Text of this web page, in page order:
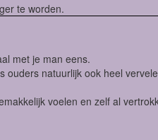
te worden.
met je man eens.
ouders natuurlijk ook heel
voelen en zelf al